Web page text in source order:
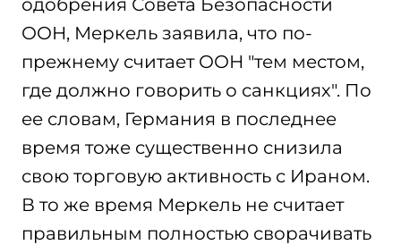
ООН, Меркель заявила, что по-
прежнему считает ООН "тем местом,
где должно говорить о санкциях". По
ее словам, Германия в последнее
время тоже существенно снизила
свою торговую активность с Ираном.
В то же время Меркель не считает
правильным полностью сворачивать